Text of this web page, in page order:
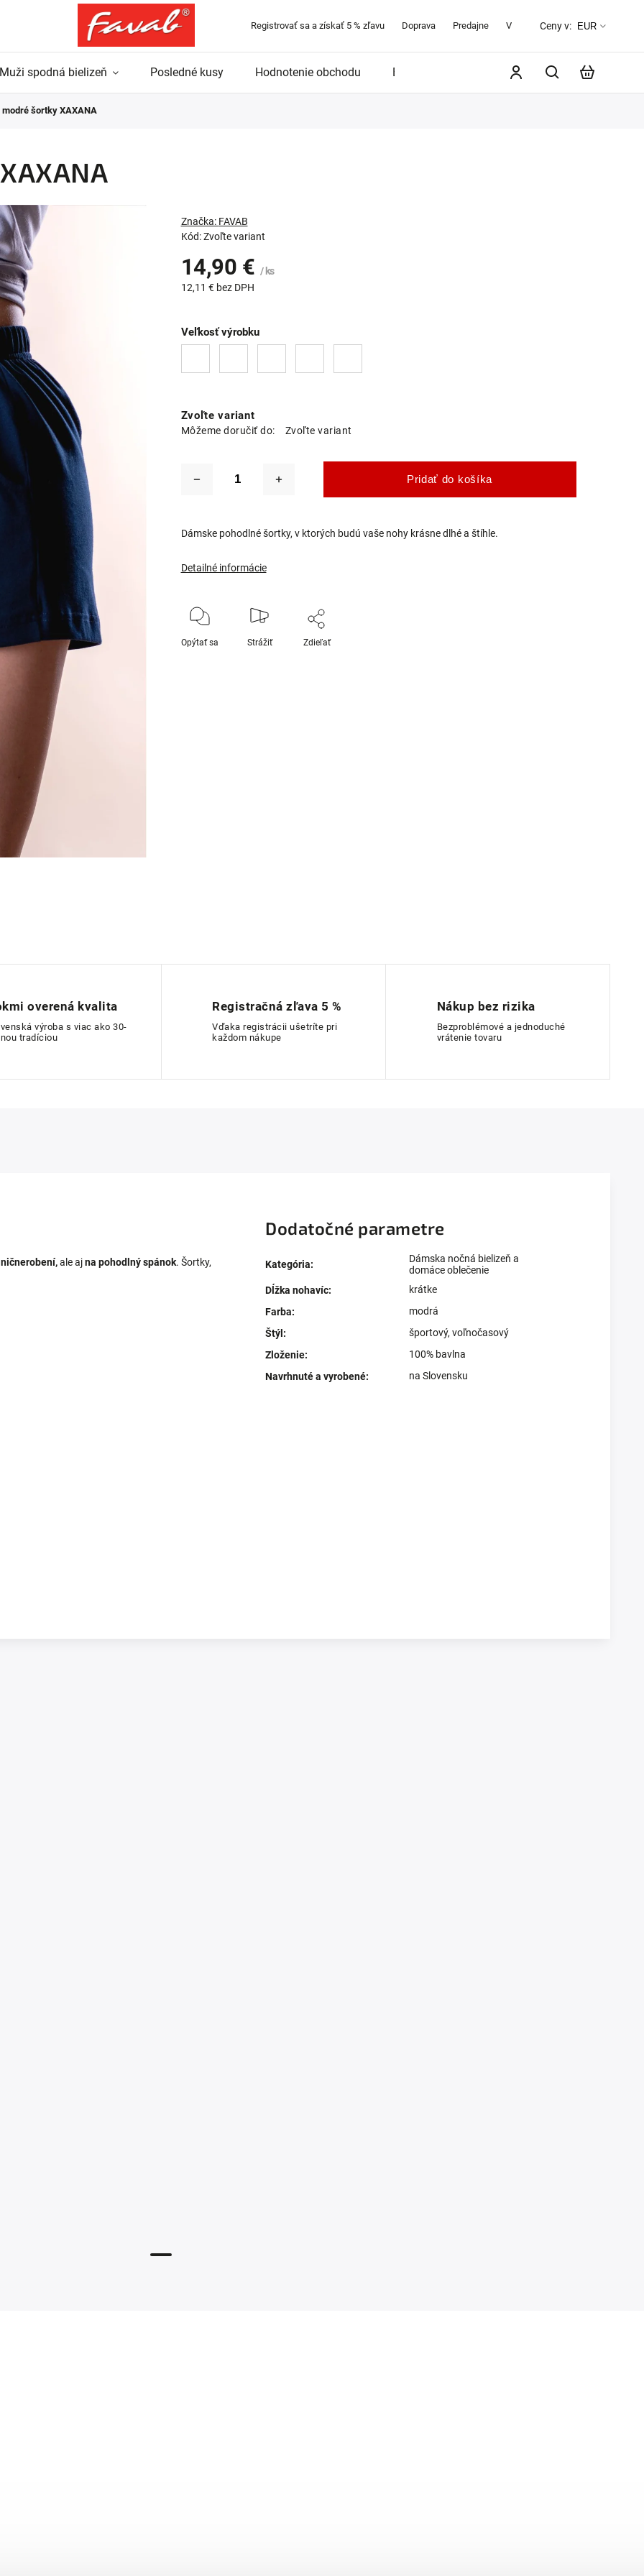
Registrovať sa a získať 5 % zľavu Doprava Predajne Veľkostná tabuľka O značke
Ceny v: EUR
Muži spodná bielizeň Posledné kusy Hodnotenie obchodu Blog
modré šortky XAXANA
Kód: Zvoľte variant
Značka: FAVAB
14,90 € / ks
12,11 € bez DPH
Zvoľte variant
Môžeme doručiť do: Zvoľte variant
Veľkosť výrobku
Pridať do košíka
Dámske pohodlné šortky, v ktorých budú vaše nohy krásne dlhé a štíhle.
Detailné informácie
Opýtať sa Strážiť Zdieľať
overená kvalita
výroba s viac ako 30-
tradíciou
Registračná zľava 5 %
Vďaka registrácii ušetríte pri
každom nákupe
Nákup bez rizika
Bezproblémové a jednoduché
vrátenie tovaru
ale ajna pohodlný spánok. Šortky,
Dodatočné parametre
Kategória:
Dámska nočná bielizeň a
domáce oblečenie
Dĺžka nohavíc:
krátke
Farba:
modrá
Štýl: športový, voľnočasový
Zloženie:
100% bavlna
Navrhnuté a vyrobené: na Slovensku